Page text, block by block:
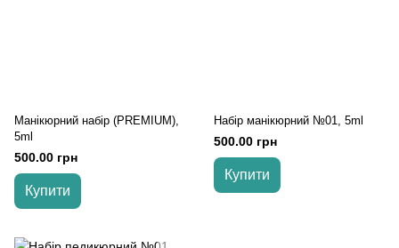
Манікюрний набір (PREMIUM),
5ml
500.00 грн
Купити
Набір манікюрний №01, 5ml
500.00 грн
Купити